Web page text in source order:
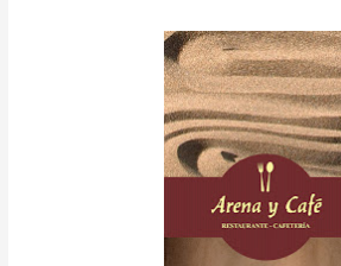
Actualidad
Contacto